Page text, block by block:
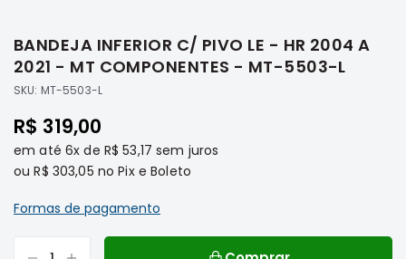
Transmissão
Elétrica
Motor
Suspensão
Freio
Correias
o
início
da
de
imagens
BANDEJA INFERIOR C/ PIVO LE - HR 2004 A
2021 - MT COMPONENTES - MT-5503-L
SKU: MT-5503-L
R$ 319,00
em até 6x de R$ 53,17 sem juros
ouR$ 303,05 no Pix e Boleto
Formas de pagamento